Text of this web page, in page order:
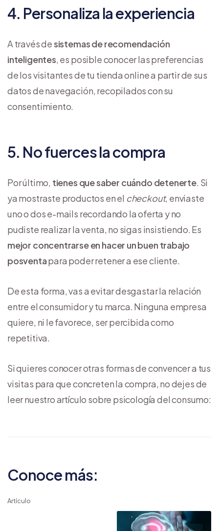
4. Personaliza la experiencia
A través desistemas de recomendación
inteligentes , es posible conocer las preferencias
de los visitantes de tu tienda online a partir de sus
datos de navegación, recopilados con su
consentimiento.
5. No fuerces la compra
Por último, tienes que saber cuándo detenerte. Si
ya mostraste productos en el checkout, enviaste
uno o dos e-mails recordando la oferta y no
pudiste realizar la venta, no sigas insistiendo. Es
mejor concentrarse en hacer un buen trabajo
posventapara poder retener a ese cliente.
De esta forma, vas a evitar desgastar la relación
entre el consumidor y tu marca. Ninguna empresa
quiere, ni le favorece, ser percibida como
repetitiva.
Si quieres conocer otras formas de convencer a tus
visitas para que concreten la compra, no dejes de
leer nuestro artículo sobre psicología del consumo:
Conoce más:
Artículo